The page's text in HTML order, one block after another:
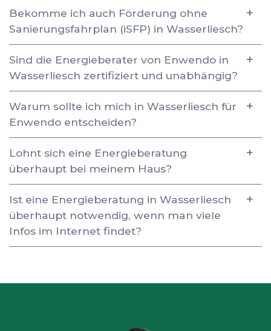
Bekomme ich auch Förderung ohne
Sanierungsfahrplan (iSFP) in Wasserliesch?
Sind die Energieberater von Enwendo in
Wasserliesch zertifiziert und unabhängig?
Warum sollte ich mich in Wasserliesch für
Enwendo entscheiden?
Lohnt sich eine Energieberatung
überhaupt bei meinem Haus?
Ist eine Energieberatung in Wasserliesch
überhaupt notwendig, wenn man viele
Infos im Internet findet?